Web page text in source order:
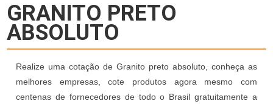
GRANITO PRETO
ABSOLUTO
Realize uma cotação de Granito preto absoluto, conheça as
melhores empresas, cote produtos agora mesmo com
centenas de fornecedores de todo o Brasil gratuitamente a